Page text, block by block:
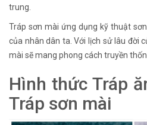
trung.
Tráp sơn mài ứng dụng kỹ thuật
của nhân dân ta. Với lịch sử lâu đời
mài sẽ mang phong cách truyền
Hình thức Tráp
Tráp sơn mài